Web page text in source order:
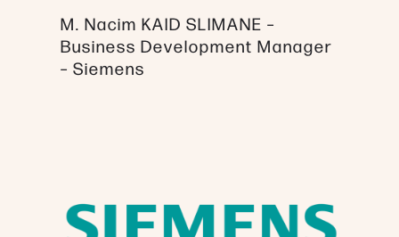
M. Nacim KAID SLIMANE –
Business Development Manager
– Siemens